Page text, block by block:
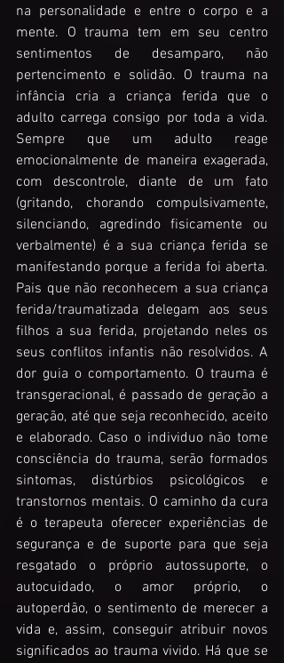
na personalidade e entre o corpo e a
mente. O trauma tem em seu centro
sentimentos de desamparo, não
pertencimento e solidão. O trauma na
infância cria a criança ferida que o
adulto carrega consigo por toda a vida.
Sempre que um adulto reage
emocionalmente de maneira exagerada,
com descontrole, diante de um fato
(gritando, chorando compulsivamente,
silenciando, agredindo fisicamente ou
verbalmente) é a sua criança ferida se
manifestando porque a ferida foi aberta.
Pais que não reconhecem a sua criança
ferida/traumatizada delegam aos seus
filhos a sua ferida, projetando neles os
seus conflitos infantis não resolvidos. A
dor guia o comportamento. O trauma é
transgeracional, é passado de geração a
geração, até que seja reconhecido, aceito
e elaborado. Caso o individuo não tome
consciência do trauma, serão formados
sintomas, distúrbios psicológicos e
transtornos mentais. O caminho da cura
é o terapeuta oferecer experiências de
segurança e de suporte para que seja
resgatado o próprio autossuporte, o
autocuidado, o amor próprio, o
autoperdão, o sentimento de merecer a
vida e, assim, conseguir atribuir novos
significados ao trauma vivido. Há que se